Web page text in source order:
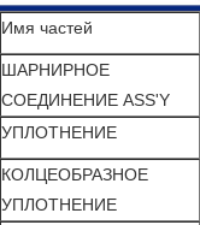
Имя частей
ШАРНИРНОЕ
СОЕДИНЕНИЕ ASS'Y
УПЛОТНЕНИЕ
КОЛЦЕОБРАЗНОЕ
УПЛОТНЕНИЕ